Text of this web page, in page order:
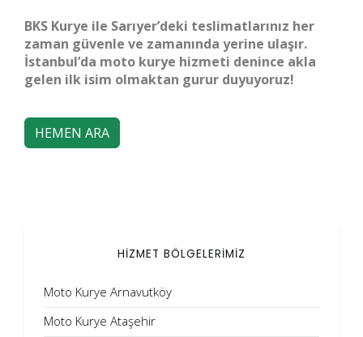
BKS Kurye ile Sarıyer’deki teslimatlarınız her
zaman güvenle ve zamanında yerine ulaşır.
İstanbul’da moto kurye hizmeti denince akla
gelen ilk isim olmaktan gurur duyuyoruz!
HEMEN ARA
HİZMET BÖLGELERİMİZ
Moto Kurye Arnavutköy
Moto Kurye Ataşehir